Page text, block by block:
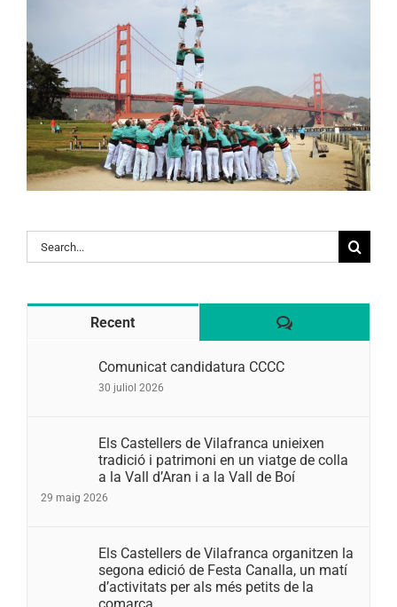
Search
for:
Recent Comentaris
Comunicat candidatura CCCC
30 juliol 2026
Els Castellers de Vilafranca unieixen
tradició i patrimoni en un viatge de colla
a la Vall d’Aran i a la Vall de Boí
29 maig 2026
Els Castellers de Vilafranca organitzen la
segona edició de Festa Canalla, un matí
d’activitats per als més petits de la